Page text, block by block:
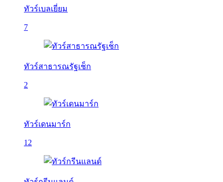
ทัวร์เบลเยี่ยม
7
ทัวร์สาธารณรัฐเช็ก
2
ทัวร์เดนมาร์ก
12